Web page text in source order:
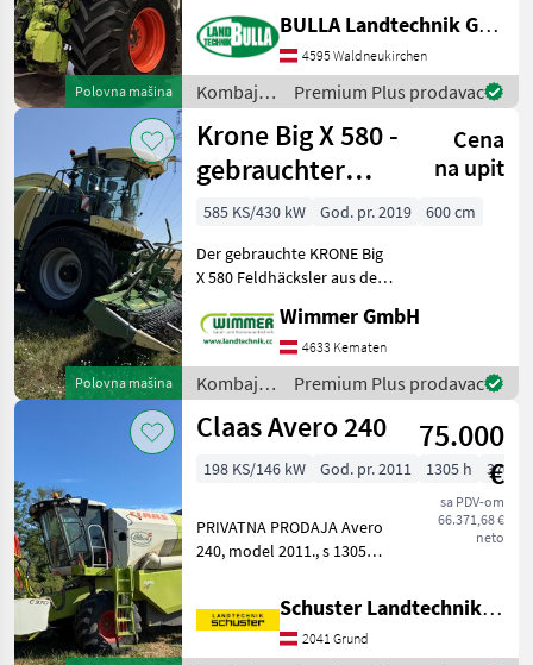
Polovna mašina
proizvodnje 2002. + 4555
sati rada bubnja + Verzija 40
km/h + Prednje gume
800/65 R32 Michelin Mach X
Bib +
BULLA Landtechnik GmbH
4595 Waldneukirchen
Kombajni
/ Claas
Premium Plus prodavac
Polovna mašina
Krone Big X 580 -
gebrauchter
Feldhäcksler
Cena
na upit
585 KS/430 kW God. pr. 2019
600 cm
Der gebrauchte KRONE Big
X 580 Feldhäcksler aus dem
hoher Leistung, moderner
Technik und einer
umfangreichen
Ausstattung. Mit nur 2.400
Be
Wimmer GmbH
4633 Kematen
Kombajni
/ Krone
Premium Plus prodavac
Claas Avero 240
75.000
€
sa PDV-om
66.371,68 €
neto
198 KS/146 kW God. pr. 2011 1305 h 370
PRIVATNA PRODAJA Avero
240, model 2011., s 1305
rada bubnja, spremnikom
za žito od 5600 l, 25 km/h,
klima uređajem,
Schuster Landtechnik Grund
2041 Grund